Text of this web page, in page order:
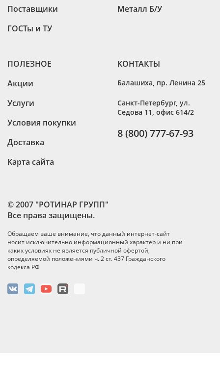
© 2007 "РОТИНАР ГРУПП"
Все права защищены.
Обращаем ваше внимание, что данный интернет-сайт
носит исключительно информационный характер и ни при
каких условиях не является публичной офертой,
определяемой положениями ч. 2 ст. 437 Гражданского
кодекса РФ
Поставщики
ГОСТы и ТУ
Металл Б/У
ПОЛЕЗНОЕ
Акции
Услуги
Условия покупки
Доставка
Карта сайта
КОНТАКТЫ
Балашиха пр. Ленина 25
Санкт-Петербург, ул.
Седова 11, офис 614/2
8 (800) 777-67-93